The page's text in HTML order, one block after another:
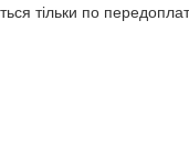
тільки по